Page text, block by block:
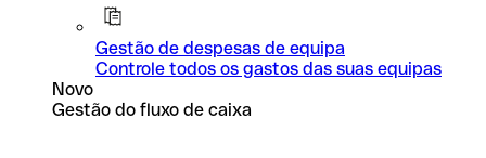
Gestão de despesas de equipa
Controle todos os gastos das suas equipas
Novo
Gestão do fluxo de caixa